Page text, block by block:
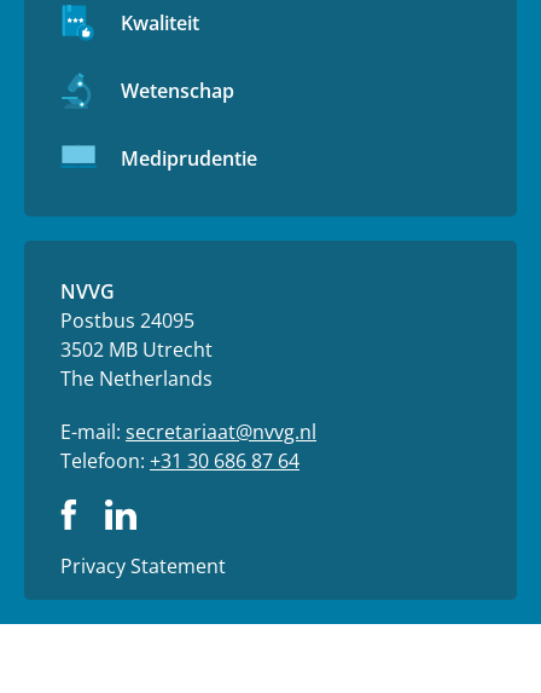
Kwaliteit
Wetenschap
Mediprudentie
NVVG
Postbus 24095
3502 MB Utrecht
The Netherlands
E-mail: secretariaat@nvvg.nl
Telefoon: +31 30 686 87 64
Privacy Statement